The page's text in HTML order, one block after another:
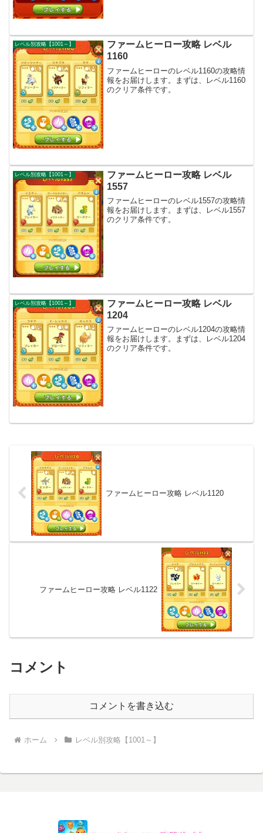
レベル別攻略【1001～】
ファームヒーロー攻略 レベル
1160
ファームヒーローのレベル1160の攻略情
報をお届けします。まずは、レベル1160
のクリア条件です。
レベル別攻略【1001～】
ファームヒーロー攻略 レベル
1557
ファームヒーローのレベル1557の攻略情
報をお届けします。まずは、レベル1557
のクリア条件です。
レベル別攻略【1001～】
ファームヒーロー攻略 レベル
1204
ファームヒーローのレベル1204の攻略情
報をお届けします。まずは、レベル1204
のクリア条件です。
ファームヒーロー攻略 レベル1120
ファームヒーロー攻略 レベル1122
コメント
コメントを書き込む
ホーム レベル別攻略【1001～】